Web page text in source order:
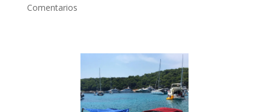
Comentarios